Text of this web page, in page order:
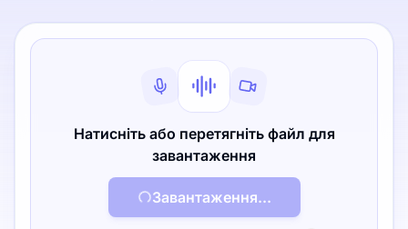
Натисніть або перетягніть файл для
завантаження
Завантаження...